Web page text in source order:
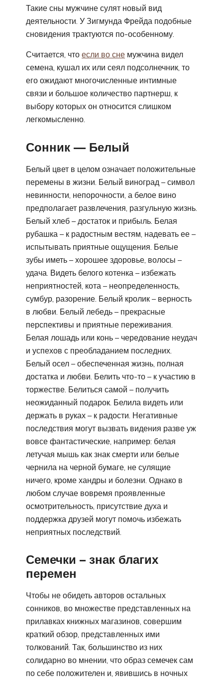
Такие сны мужчине сулят новый вид
деятельности. У Зигмунда Фрейда подобные
сновидения трактуются по-особенному.
Считается, что если во сне мужчина видел
семена, кушал их или сеял подсолнечник, то
его ожидают многочисленные интимные
связи и большое количество партнерш, к
выбору которых он относится слишком
легкомысленно.
Сонник — Белый
Белый цвет в целом означает положительные
перемены в жизни. Белый виноград – символ
невинности, непорочности, а белое вино
предполагает развлечения, разгульную жизнь.
Белый хлеб – достаток и прибыль. Белая
рубашка – к радостным вестям, надевать ее –
испытывать приятные ощущения. Белые
зубы иметь – хорошее здоровье, волосы –
удача. Видеть белого котенка – избежать
неприятностей, кота – неопределенность,
сумбур, разорение. Белый кролик – верность
в любви. Белый лебедь – прекрасные
перспективы и приятные переживания.
Белая лошадь или конь – чередование неудач
и успехов с преобладанием последних.
Белый осел – обеспеченная жизнь, полная
достатка и любви. Белить что-то – к участию в
торжестве. Белиться самой – получить
неожиданный подарок. Белила видеть или
держать в руках – к радости. Негативные
последствия могут вызвать видения разве уж
вовсе фантастические, например: белая
летучая мышь как знак смерти или белые
чернила на черной бумаге, не сулящие
ничего, кроме хандры и болезни. Однако в
любом случае вовремя проявленные
осмотрительность, присутствие духа и
поддержка друзей могут помочь избежать
неприятных последствий.
Семечки – знак благих
перемен
Чтобы не обидеть авторов остальных
сонников, во множестве представленных на
прилавках книжных магазинов, совершим
краткий обзор, представленных ими
толкований. Так, большинство из них
солидарно во мнении, что образ семечек сам
по себе положителен и, явившись в ночных